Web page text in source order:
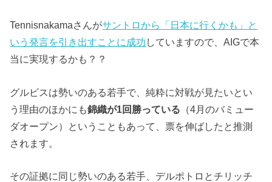
Tennisnakamaさんがサントロから「日本に行くかも」と
いう発言を引き出すことに成功 していますので、AIGで本
当に実現するかも？？
グルビスは勢いのある若手で、純粋に対戦が見たいとい
う理由のほかにも錦織が1回勝っている （4月のバミュー
ダオープン）ということもあって、票を伸ばしたと推測
されます。
その証拠に同じ勢いのある若手、デルポトロとチリッチ